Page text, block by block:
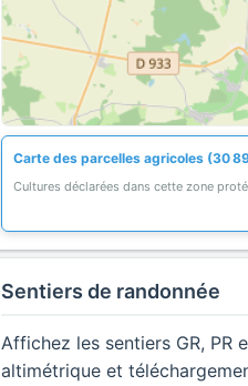
Carte des parcelles agricoles (30
Cultures déclarées dans cette zone
Sentiers de randonnée
Affichez les sentiers GR,
altimétrique et